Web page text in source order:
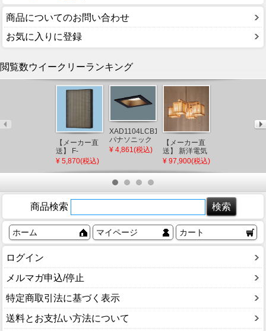
商品についてのお問い合わせ
お気に入りに登録
閲覧数ウイークリーランキング
【メーカー直
送】 F-
ZSLP40 パナ
ィルター
¥ 5,870(税込)
XAD1104LCB1
パナソニック
角型ダウンラ
球色 調光 拡散
(XLGB77532CB1
¥ 4,861(税込)
【メーカー直
送】 新洋電気
冊 和風ペンダ
紙 おしゃれ 日
本製 国産 木製
¥ 97,900(税込)
OL291698LR
商品検索
ホーム マイページ カート
ログイン
メルマガ申込/停止
特定商取引法に基づく表示
送料とお支払い方法について